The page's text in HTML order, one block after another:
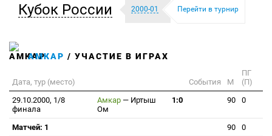
Кубок России 2000-01 Перейти в турнир
АМКАР / УЧАСТИЕ В ИГРАХ
Дата, тур (место) События М
ПГ
(П)
29.10.2000, 1/8
финала
Амкар — Иртыш
Ом
1:0 90 0
Матчей: 1 90 0